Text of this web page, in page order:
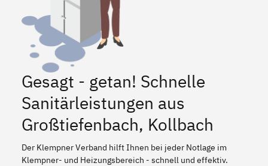
Gesagt - getan! Schnelle
Sanitärleistungen aus
Großtiefenbach, Kollbach
Der Klempner Verband hilft Ihnen bei jeder Notlage im
Klempner- und Heizungsbereich - schnell und effektiv.